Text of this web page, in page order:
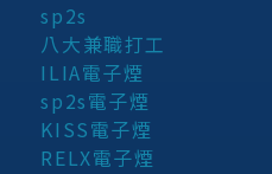
sp2s
八大兼職打工
ILIA電子煙
sp2s電子煙
KISS電子煙
RELX電子煙